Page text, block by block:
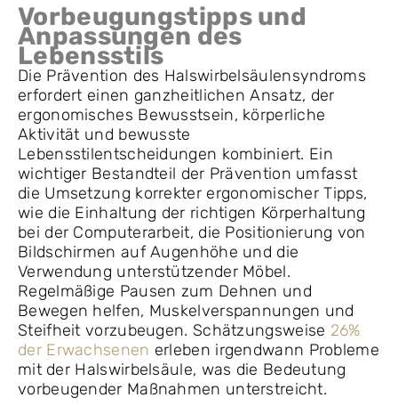
Vorbeugungstipps und
Anpassungen des
Lebensstils
Die Prävention des Halswirbelsäulensyndroms
erfordert einen ganzheitlichen Ansatz, der
ergonomisches Bewusstsein, körperliche
Aktivität und bewusste
Lebensstilentscheidungen kombiniert. Ein
wichtiger Bestandteil der Prävention umfasst
die Umsetzung korrekter ergonomischer Tipps,
wie die Einhaltung der richtigen Körperhaltung
bei der Computerarbeit, die Positionierung von
Bildschirmen auf Augenhöhe und die
Verwendung unterstützender Möbel.
Regelmäßige Pausen zum Dehnen und
Bewegen helfen, Muskelverspannungen und
Steifheit vorzubeugen. Schätzungsweise 26%
der Erwachsenen erleben irgendwann Probleme
mit der Halswirbelsäule, was die Bedeutung
vorbeugender Maßnahmen unterstreicht.